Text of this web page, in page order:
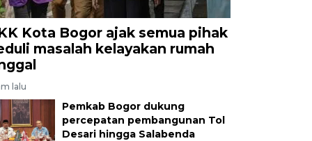
Kota Bogor ajak semua pihak
masalah kelayakan rumah
lalu
Pemkab Bogor dukung
percepatan pembangunan Tol
Desari hingga Salabenda